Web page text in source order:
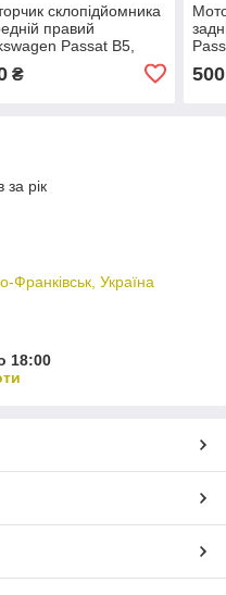
склопідйомника
правий
Passat B5,
4, Пасат Б5, Гольф 4.
₴ 500
за рік
Франківськ, Україна
18:00